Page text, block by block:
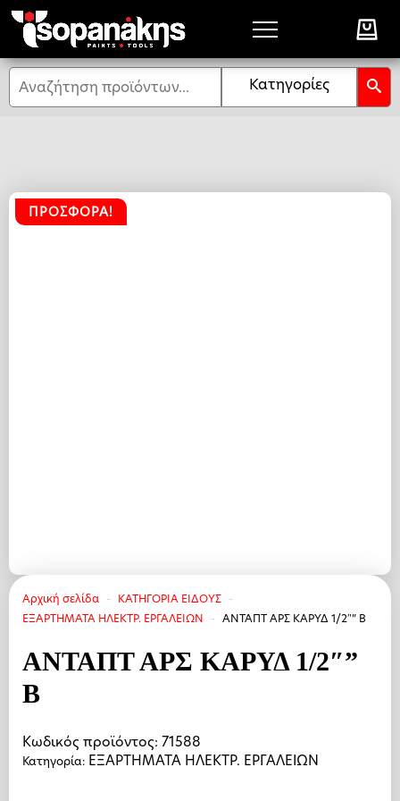
Αναζήτηση Κατηγορίες
ΠΡΟΣΦΟΡΆ!
Αρχική σελίδα
ΚΑΤΗΓΟΡΙΑ ΕΙΔΟΥΣ
ΕΞΑΡΤΗΜΑΤΑ ΗΛΕΚΤΡ. ΕΡΓΑΛΕΙΩΝ
ΑΝΤΑΠΤ ΑΡΣ ΚΑΡΥΔ 1/2″” B
ΑΝΤΑΠΤ ΑΡΣ ΚΑΡΥΔ 1/2″”
B
Κωδικός προϊόντος: 71588
Κατηγορία: ΕΞΑΡΤΗΜΑΤΑ ΗΛΕΚΤΡ. ΕΡΓΑΛΕΙΩΝ